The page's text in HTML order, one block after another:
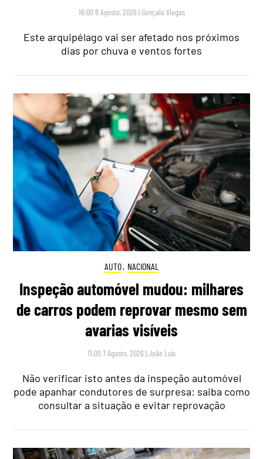
16:00 8 Agosto, 2026 | Gonçalo Viegas
Este arquipélago vai ser afetado nos próximos
dias por chuva e ventos fortes
AUTO, NACIONAL
Inspeção automóvel mudou: milhares
de carros podem reprovar mesmo sem
avarias visíveis
11:00 7 Agosto, 2026 |João Luís
Não verificar isto antes da inspeção automóvel
pode apanhar condutores de surpresa: saiba como
consultar a situação e evitar reprovação